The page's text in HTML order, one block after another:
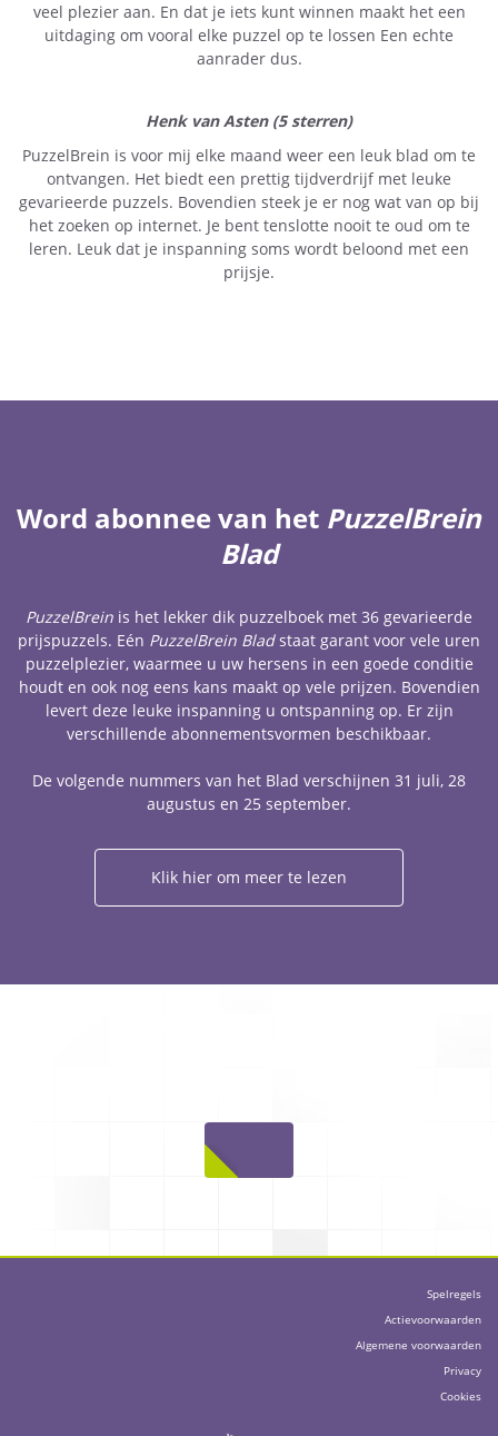
veel plezier aan. En dat je iets kunt winnen maakt het een
uitdaging om vooral elke puzzel op te lossen Een echte
aanrader dus.
Henk van Asten (5 sterren)
PuzzelBrein is voor mij elke maand weer een leuk blad om te
ontvangen. Het biedt een prettig tijdverdrijf met leuke
gevarieerde puzzels. Bovendien steek je er nog wat van op bij
het zoeken op internet. Je bent tenslotte nooit te oud om te
leren. Leuk dat je inspanning soms wordt beloond met een
prijsje.
Word abonnee van het PuzzelBrein
Blad
PuzzelBrein is het lekker dik puzzelboek met 36 gevarieerde
prijspuzzels. Eén PuzzelBrein Bladstaat garant voor vele uren
puzzelplezier, waarmee u uw hersens in een goede conditie
houdt en ook nog eens kans maakt op vele prijzen. Bovendien
levert deze leuke inspanning u ontspanning op. Er zijn
verschillende abonnementsvormen beschikbaar.
De volgende nummers van het Blad verschijnen 31 juli, 28
augustus en 25 september.
Klik hier om meer te lezen
Spelregels
Actievoorwaarden
Algemene voorwaarden
Privacy
Cookies